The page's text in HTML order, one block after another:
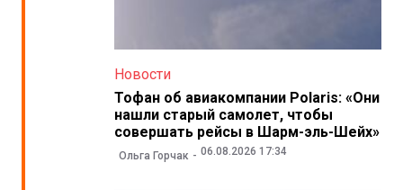
Новости
Тофан об авиакомпании Polaris: «Они
нашли старый самолет, чтобы
совершать рейсы в Шарм-эль-Шейх»
Ольга Горчак 06.08.2026 17:34